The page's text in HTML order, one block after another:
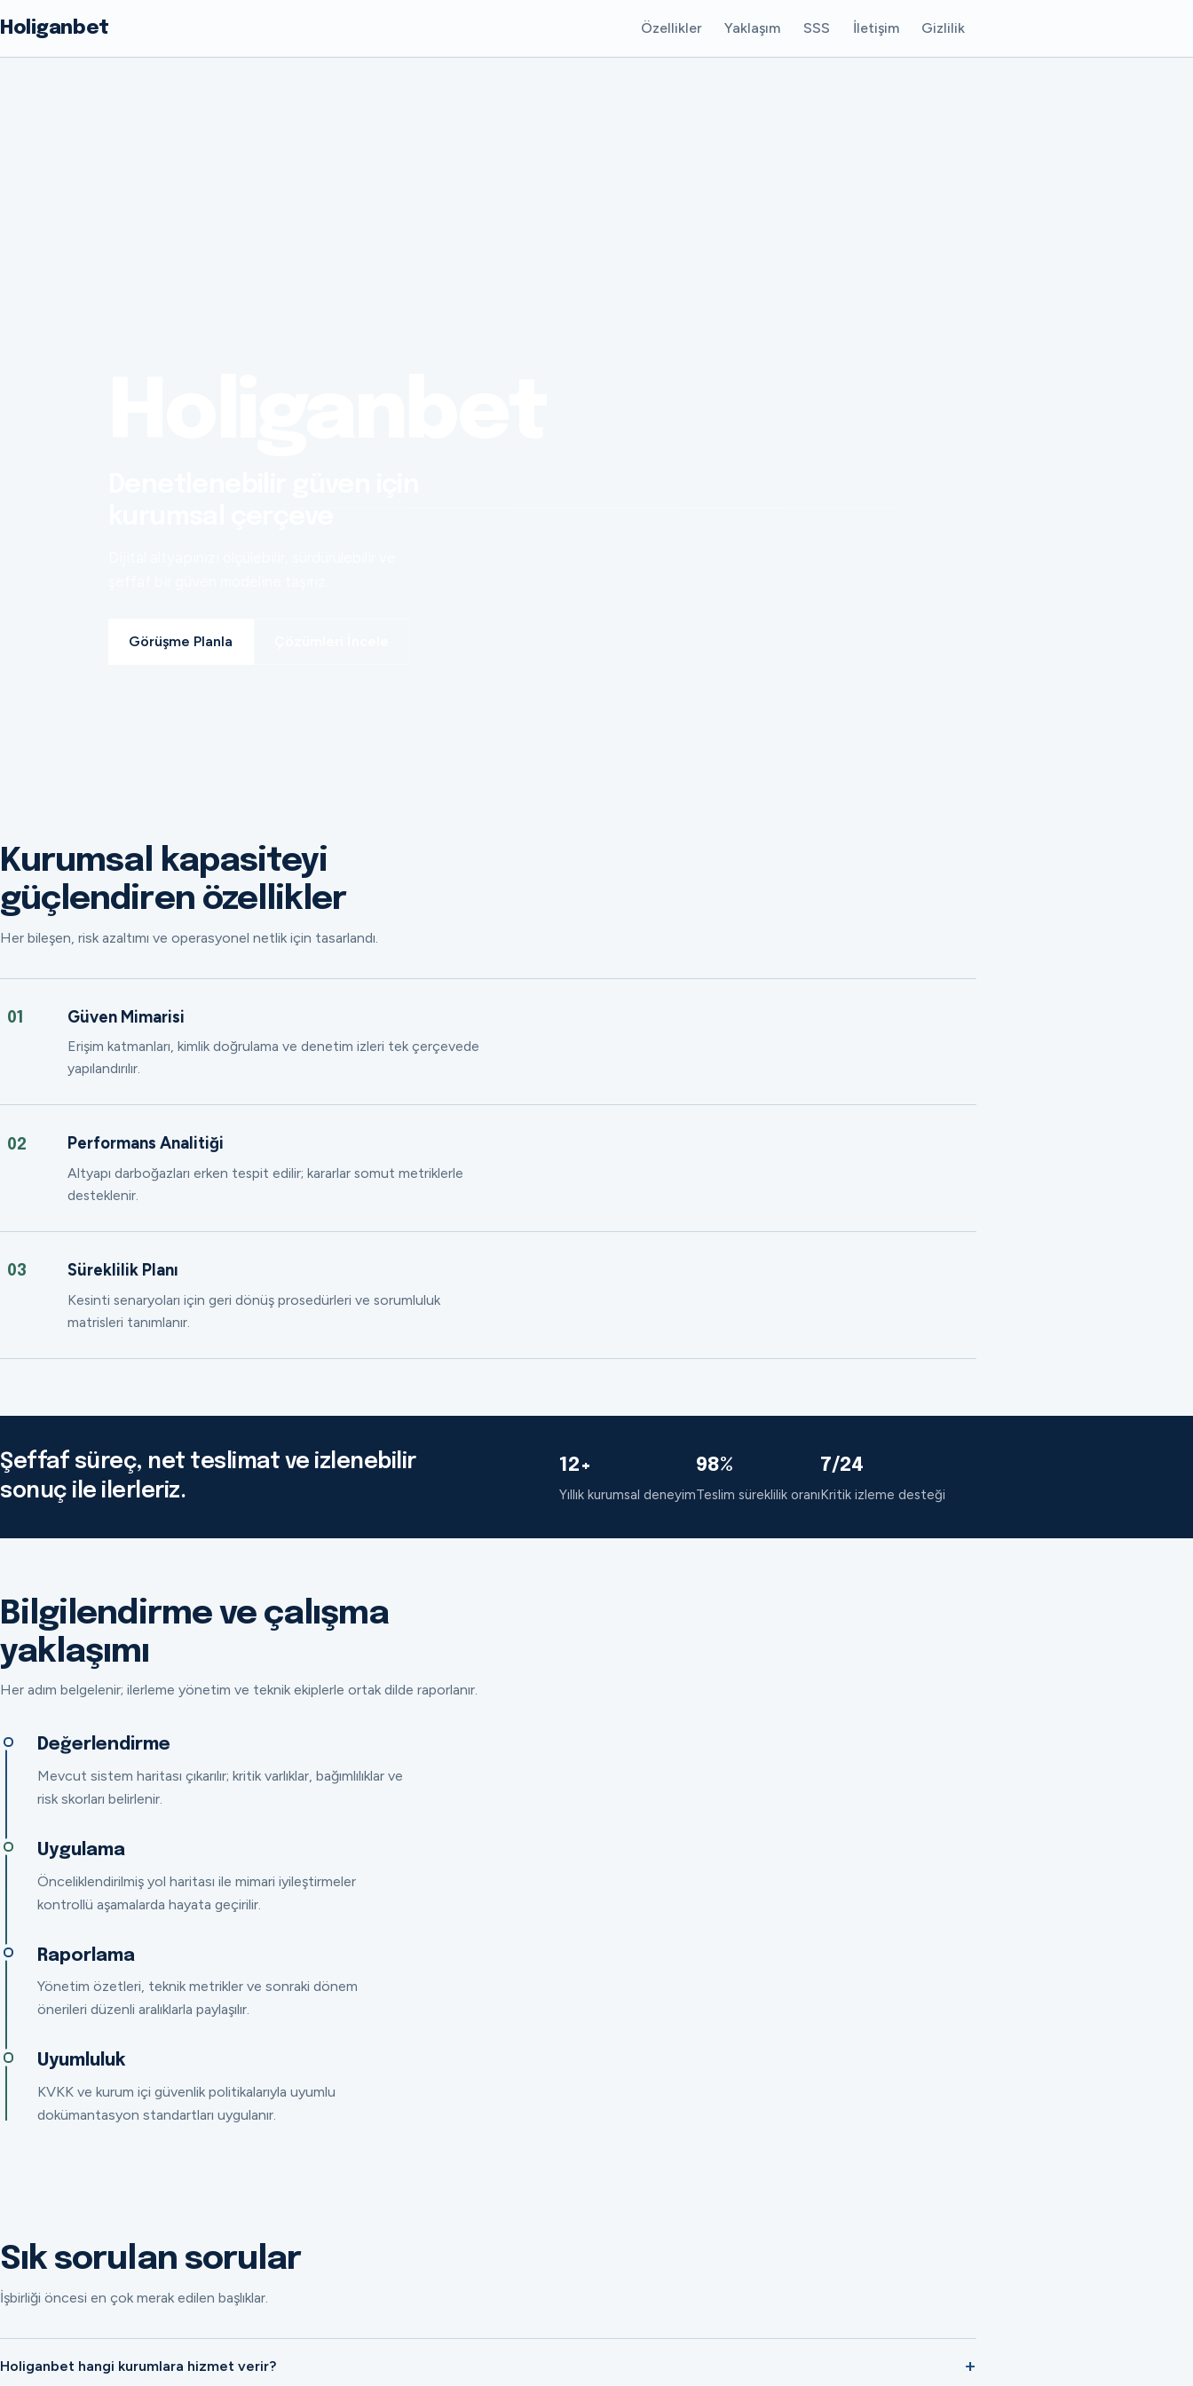
Holiganbet Özellikler Yaklaşım SSS İletişim Gizlilik
Görüşme Planla
Kurumsal kapasiteyi
güçlendiren özellikler
Her bileşen, risk azaltımı ve operasyonel netlik için tasarlandı.
01 Güven Mimarisi
Erişim katmanları, kimlik doğrulama ve denetim izleri tek çerçevede
yapılandırılır.
02 Performans Analitiği
Altyapı darboğazları erken tespit edilir; kararlar somut metriklerle
desteklenir.
03 Süreklilik Planı
Kesinti senaryoları için geri dönüş prosedürleri ve sorumluluk
matrisleri tanımlanır.
Şeffaf süreç, net teslimat ve izlenebilir
sonuç ile ilerleriz.
12+
Yıllık kurumsal deneyim
98%
Teslim süreklilik oranı
7/24
Kritik izleme desteği
Bilgilendirme ve çalışma
yaklaşımı
Her adım belgelenir; ilerleme yönetim ve teknik ekiplerle ortak dilde raporlanır.
Değerlendirme
Mevcut sistem haritası çıkarılır; kritik varlıklar, bağımlılıklar ve
risk skorları belirlenir.
Uygulama
Önceliklendirilmiş yol haritası ile mimari iyileştirmeler
kontrollü aşamalarda hayata geçirilir.
Raporlama
Yönetim özetleri, teknik metrikler ve sonraki dönem
önerileri düzenli aralıklarla paylaşılır.
Uyumluluk
KVKK ve kurum içi güvenlik politikalarıyla uyumlu
dokümantasyon standartları uygulanır.
Sık sorulan sorular
İşbirliği öncesi en çok merak edilen başlıklar.
Holiganbet hangi kurumlara hizmet verir?